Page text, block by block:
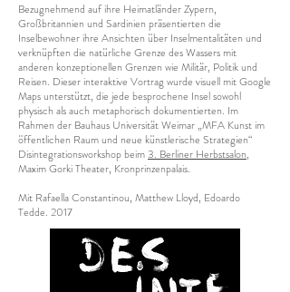
Bezugnehmend auf ihre Heimatländer Zypern,
Großbritannien und Sardinien präsentierten die
Inselbewohner ihre Ansichten über Inselmentalitäten und
verknüpften die natürliche Grenze des Wassers mit
anderen konzeptionellen Grenzen wie Militär, Politik und
Reisen. Dieser interaktive Vortrag wurde visuell mit Google
Maps unterstützt, die jede besprochene Insel sowohl
physisch als auch metaphorisch dokumentierten. Im
Rahmen der Bauhaus Universität Weimar „MFA Kunst im
öffentlichen Raum und neue künstlerische Strategien“
Disintegrationsworkshop beim3. Berliner Herbstsalon,
Maxim Gorki Theater, Kronprinzenpalais.
Mit Rafaella Constantinou, Matthew Lloyd, Edoardo
Tedde. 2017